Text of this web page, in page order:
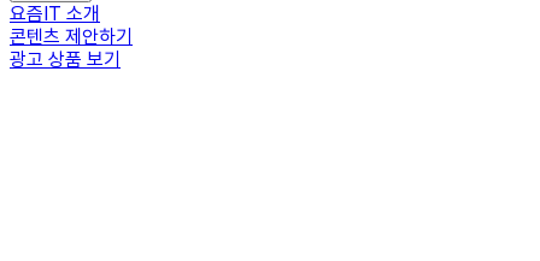
요즘IT 소개
콘텐츠 제안하기
광고 상품 보기